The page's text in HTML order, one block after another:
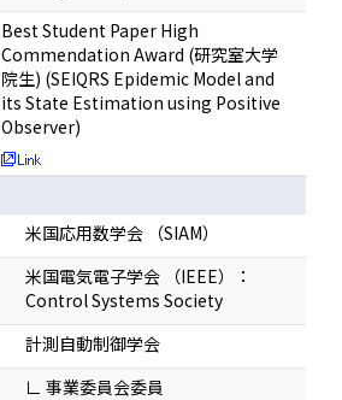
Best Student Paper High
Commendation Award (研究室大学
院生) (SEIQRS Epidemic Model and
its State Estimation using Positive
Observer)
米国応用数学会 （SIAM）
米国電気電子学会 （IEEE）：
Control Systems Society
計測自動制御学会
∟ 事業委員会委員